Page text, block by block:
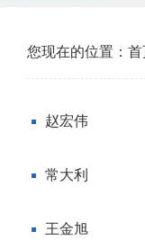
您现在的位置： 首
赵宏伟
常大利
王金旭